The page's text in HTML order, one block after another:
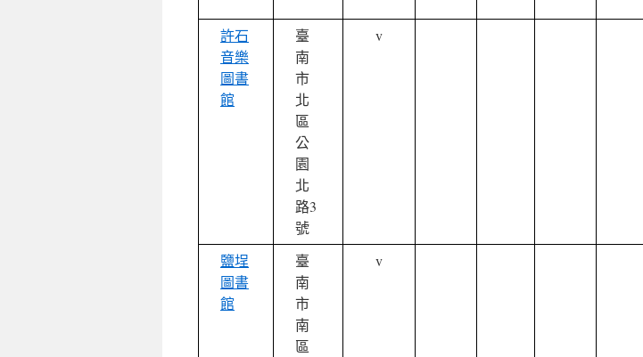
許石
音樂
圖書
館
臺
南
市
北
區
公
園
北
路3
號
v
鹽埕
圖書
館
臺
南
市
南
區
v